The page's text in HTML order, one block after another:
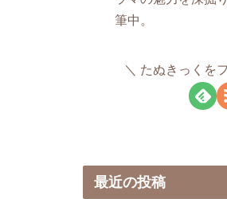
筆中。
たぬきっくを
最近の投稿